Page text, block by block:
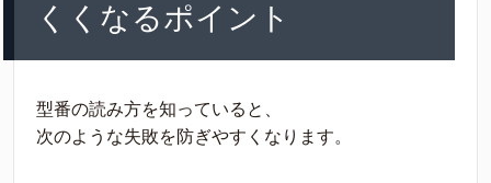
くくなるポイント
型番の読み方を知っていると、
次のような失敗を防ぎやすくなります。